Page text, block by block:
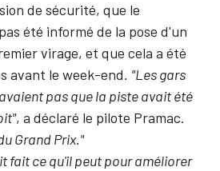
de sécurité, que le
été informé de la pose d'un
virage, et que cela a été
avant le week-end. "Les gars
pas que la piste avait été
, a déclaré le pilote Pramac.
Grand Prix."
fait ce qu'il peut pour améliorer